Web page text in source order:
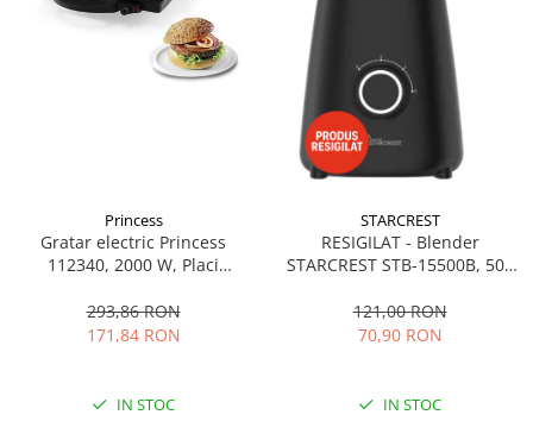
Princess
Gratar electric Princess
112340, 2000 W, Placi
Deschidere la 180°, Termostat
reglabil, Manere CoolTouch,
293,86 RON
171,84 RON
IN STOC
STARCREST
RESIGILAT - Blender
STARCREST STB-15500B, 500
Pulse, Negru
121,00 RON
70,90 RON
IN STOC